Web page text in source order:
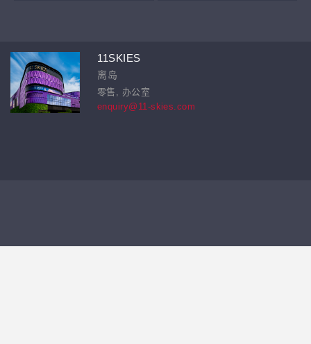
11SKIES
离岛
零售, 办公室
enquiry@11-skies.com